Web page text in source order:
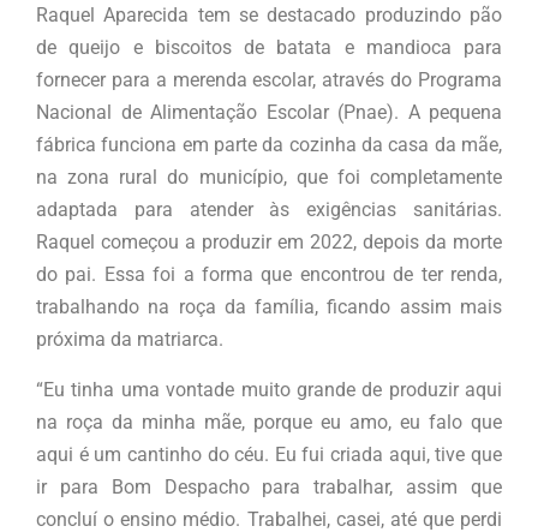
Raquel Aparecida tem se destacado produzindo pão
de queijo e biscoitos de batata e mandioca para
fornecer para a merenda escolar, através do Programa
Nacional de Alimentação Escolar (Pnae). A pequena
fábrica funciona em parte da cozinha da casa da mãe,
na zona rural do município, que foi completamente
adaptada para atender às exigências sanitárias.
Raquel começou a produzir em 2022, depois da morte
do pai. Essa foi a forma que encontrou de ter renda,
trabalhando na roça da família, ficando assim mais
próxima da matriarca.
“Eu tinha uma vontade muito grande de produzir aqui
na roça da minha mãe, porque eu amo, eu falo que
aqui é um cantinho do céu. Eu fui criada aqui, tive que
ir para Bom Despacho para trabalhar, assim que
concluí o ensino médio. Trabalhei, casei, até que perdi